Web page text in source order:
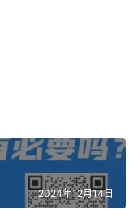
2024年12月14日